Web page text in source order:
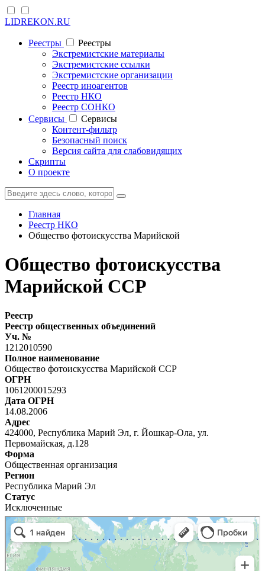
LIDREKON.RU
Реестры
Реестры
Экстремистские материалы
Экстремистские ссылки
Экстремистские организации
Реестр иноагентов
Реестр НКО
Реестр СОНКО
Cервисы
Cервисы
Контент-фильтр
Безопасный поиск
Версия сайта для слабовидящих
Скрипты
О проекте
Главная
Реестр НКО
Общество фотоискусства Марийской
Общество фотоискусства
Марийской ССР
Реестр
Реестр общественных объединений
Уч. №
1212010590
Полное наименование
Общество фотоискусства Марийской ССР
ОГРН
1061200015293
Дата ОГРН
14.08.2006
Адрес
424000, Республика Марий Эл, г. Йошкар-Ола, ул.
Первомайская, д.128
Форма
Общественная организация
Регион
Республика Марий Эл
Статус
Исключенные